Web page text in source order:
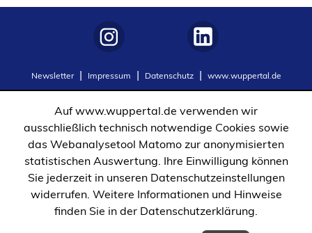
Newsletter
in
Impressum Datenschutz www.wuppertal.de
in
Auf www.wuppertal.de verwenden wir
ausschließlich technisch notwendige Cookies sowie
das Webanalysetool Matomo zur anonymisierten
statistischen Auswertung. Ihre Einwilligung können
Sie jederzeit in unseren Datenschutzeinstellungen
widerrufen. Weitere Informationen und Hinweise
finden Sie in der Datenschutzerklärung.